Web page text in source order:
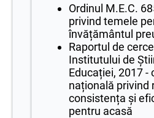
Ordinul M.E.C.
privind temele
învățământul
Raportul de
Institutului de
Educației, 2017 -
națională privind
consistența și
pentru acasă